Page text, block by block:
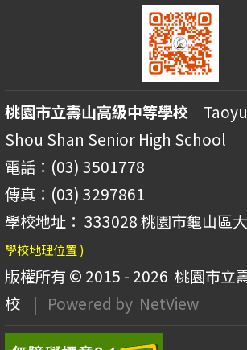
桃園市立壽山高級中等學校
Shou Shan Senior High School
電話：(03) 3501778
傳真：(03) 3297861
學校地址： 333028 桃園市龜山區
學校地理位置 )
版權所有 © 2015 - 2026 桃園市立
校
| Powered by NetView